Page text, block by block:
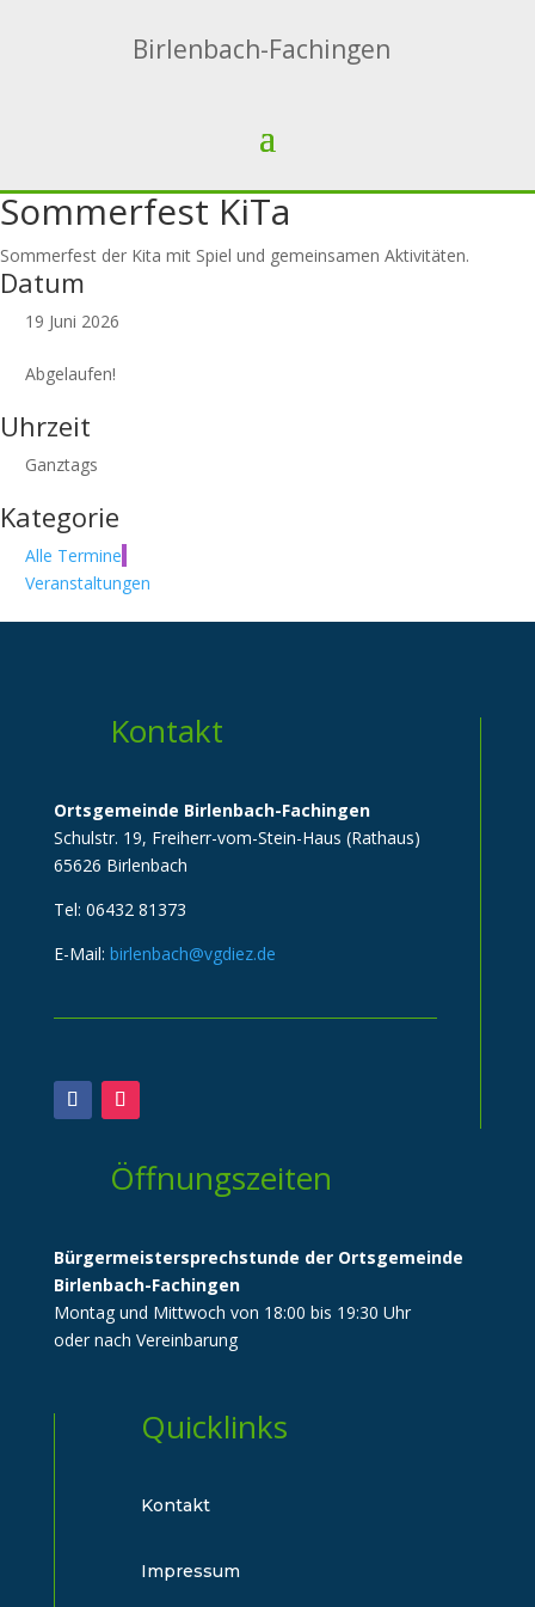
Birlenbach-Fachingen
Sommerfest KiTa
Sommerfest der Kita mit Spiel und gemeinsamen Aktivitäten.
Datum
19 Juni 2026
Abgelaufen!
Uhrzeit
Ganztags
Kategorie
Alle Termine
Veranstaltungen
Kontakt
Ortsgemeinde Birlenbach-Fachingen
Schulstr. 19, Freiherr-vom-Stein-Haus (Rathaus)
65626 Birlenbach
Tel: 06432 81373
E-Mail: birlenbach@vgdiez.de
Öffnungszeiten
Bürgermeistersprechstunde der Ortsgemeinde
Birlenbach-Fachingen
Montag und Mittwoch von 18:00 bis 19:30 Uhr
oder nach Vereinbarung
Quicklinks
Kontakt
Impressum